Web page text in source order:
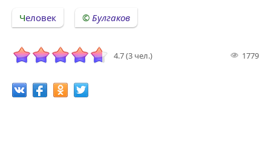
Человек Булгаков
4.7 (3 чел.) 1779